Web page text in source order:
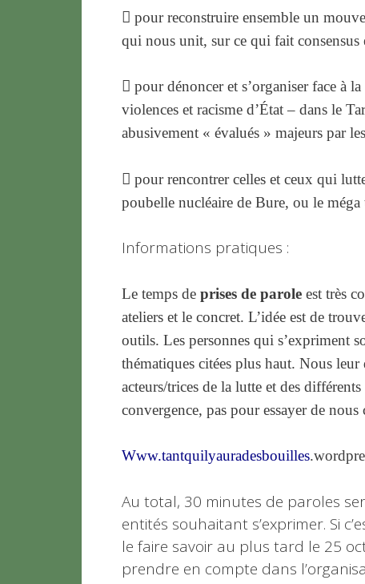
 pour reconstruire ensemble un
qui nous unit, sur ce qui fait consensus
 pour dénoncer et s’organiser face à
violences et racisme d’État – dans le
abusivement « évalués » majeurs par
 pour rencontrer celles et ceux qui
poubelle nucléaire de Bure, ou le
Informations pratiques :
Le temps de prises de parole est très
ateliers et le concret. L’idée est de
outils. Les personnes qui s’expriment
thématiques citées plus haut. Nous
acteurs/trices de la lutte et des
convergence, pas pour essayer de
Www.tantquilyauradesbouilles
Au total, 30 minutes de paroles
entités souhaitant s’exprimer. Si
le faire savoir au plus tard le 25
prendre en compte dans